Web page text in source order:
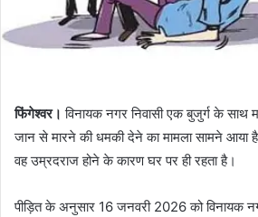
फिंगेश्वर। विनायक नगर निवासी एक बुजुर्ग के साथ
जान से मारने की धमकी देने का मामला सामने आया
वह उम्रदराज होने के कारण घर पर ही रहता है।
पीड़ित के अनुसार 16 जनवरी 2026 को विनायक